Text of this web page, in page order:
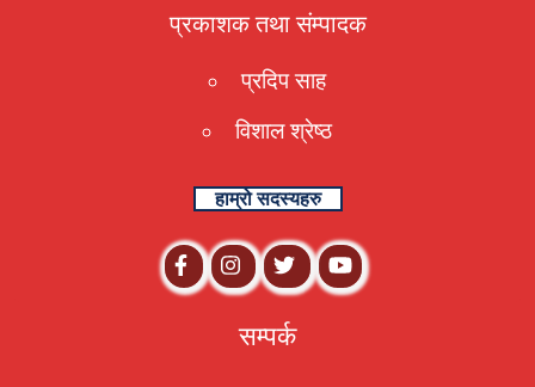
प्रकाशक तथा संम्पादक
प्रदिप साह
विशाल श्रेष्ठ
हाम्रो सदस्यहरु
सम्पर्क